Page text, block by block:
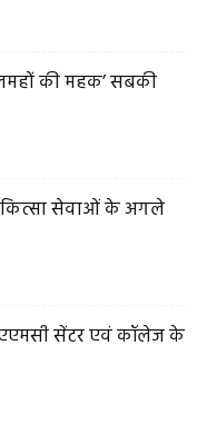
की महक’ सबकी
सेवाओं के अगले
सेंटर एवं कॉलेज के